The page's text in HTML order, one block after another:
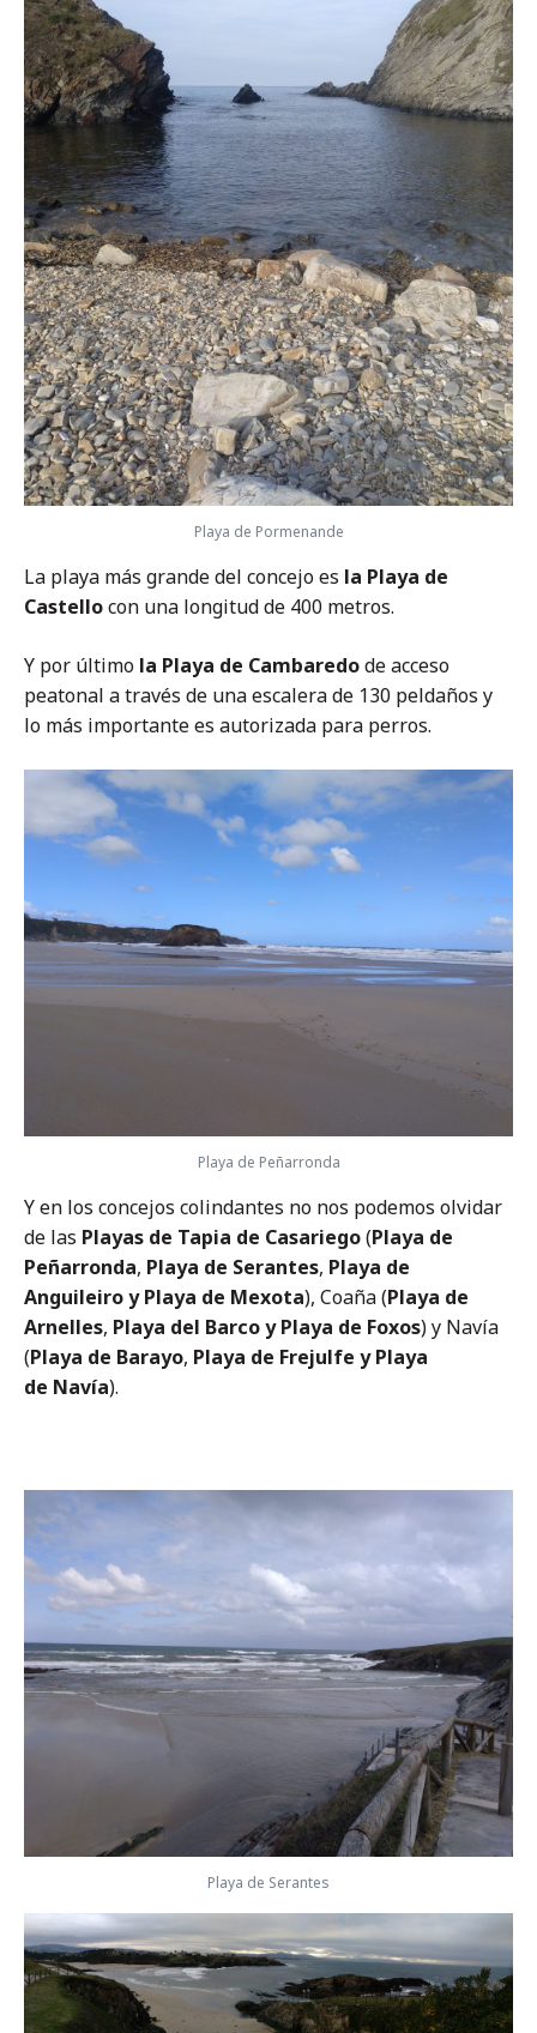
Playa de Pormenande
La playa más grande del concejo es la Playa de
Castellocon una longitud de 400 metros.
Y por último la Playa de Cambaredode acceso
peatonal a través de una escalera de 130 peldaños y
lo más importante es autorizada para perros.
Playa de Peñarronda
Y en los concejos colindantes no nos podemos olvidar
de las Playas de Tapia de Casariego(Playa de
Peñarronda, Playa de Serantes, Playa de
Anguileiro y Playa de Mexota), Coaña (Playa de
Arnelles, Playa del Barco y Playa de Foxos) y Navía
(Playa de Barayo, Playa de Frejulfe y Playa
de Navía).
Playa de Serantes